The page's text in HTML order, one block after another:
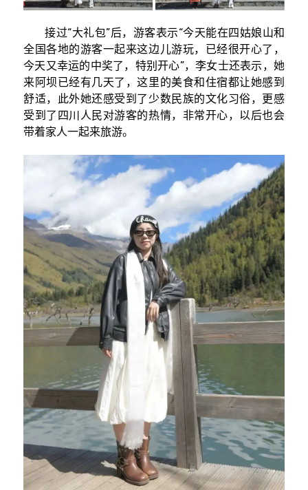
接过“大礼包”后，游客表示“今天能在四姑娘山和
全国各地的游客一起来这边儿游玩，已经很开心了，
今天又幸运的中奖了，特别开心”，李女士还表示，她
来阿坝已经有几天了，这里的美食和住宿都让她感到
舒适，此外她还感受到了少数民族的文化习俗，更感
受到了四川人民对游客的热情，非常开心，以后也会
带着家人一起来旅游。